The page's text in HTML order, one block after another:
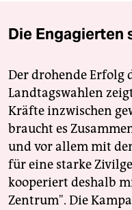
Die Engagierten
Der drohende Erfolg
Landtagswahlen
Kräfte inzwischen
braucht es
und vor allem mit
für eine starke
kooperiert deshalb
Zentrum". Die